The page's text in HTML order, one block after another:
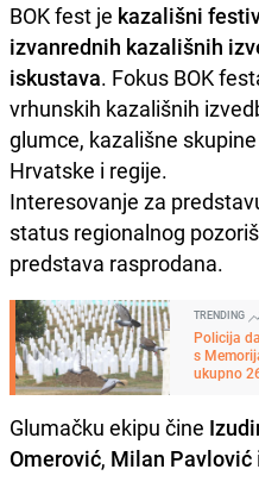
BOK fest je kazališni
izvanrednih kazališnih
iskustava. Fokus BOK
vrhunskih kazališnih
glumce, kazališne
Hrvatske i regije.
Interesovanje za
status regionalnog
predstava rasprodana.
TRENDING
Policija
s
ukupno
Glumačku ekipu čine
Omerović, Milan Pavlović i